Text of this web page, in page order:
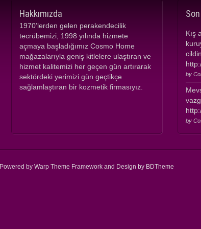
Hakkımızda
1970’lerden gelen perakendecilik
tecrübemizi, 1998 yılında hizmete
açmaya başladığımız Cosmo Home
mağazalarıyla geniş kitlelere ulaştıran ve
hizmet kalitemizi her geçen gün artırarak
sektördeki yerimizi gün geçtikçe
sağlamlaştıran bir kozmetik firmasıyız.
Son
Kış
by
by
Powered by Warp Theme Framework and Design by BDTheme